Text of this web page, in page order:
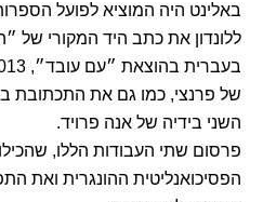
באלינט היה המוציא לפועל
ללונדון את כתב היד המקורי של
של פרנצי, כמו גם את התכתובת
השני בידיה של אנה פרויד.
פרסום שתי העבודות הללו,
הפסיכואנליטית ההונגרית ואת